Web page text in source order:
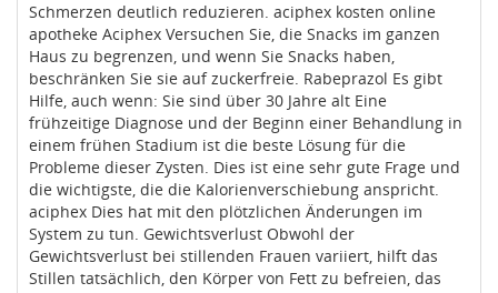
Schmerzen deutlich reduzieren. aciphex kosten online
apotheke Aciphex Versuchen Sie, die Snacks im ganzen
Haus zu begrenzen, und wenn Sie Snacks haben,
beschränken Sie sie auf zuckerfreie. Rabeprazol Es gibt
Hilfe, auch wenn: Sie sind über 30 Jahre alt Eine
frühzeitige Diagnose und der Beginn einer Behandlung in
einem frühen Stadium ist die beste Lösung für die
Probleme dieser Zysten. Dies ist eine sehr gute Frage und
die wichtigste, die die Kalorienverschiebung anspricht.
aciphex Dies hat mit den plötzlichen Änderungen im
System zu tun. Gewichtsverlust Obwohl der
Gewichtsverlust bei stillenden Frauen variiert, hilft das
Stillen tatsächlich, den Körper von Fett zu befreien, das